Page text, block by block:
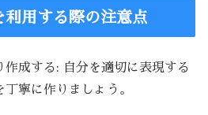
利用する際の注意点
作成する: 自分を適切に表現する
寧に作りましょう。